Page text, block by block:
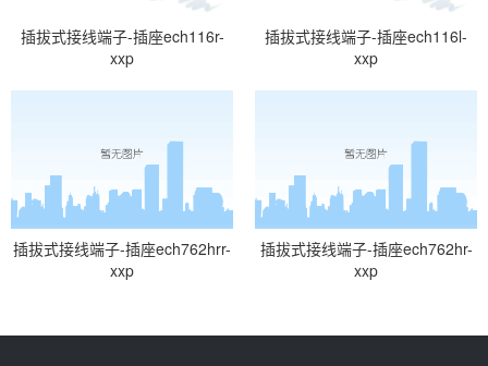
插拔式接线端子-插座ech116r-
xxp
插拔式接线端子-插座ech116l-
xxp
插拔式接线端子-插座ech762hrr-
xxp
插拔式接线端子-插座ech762hr-
xxp